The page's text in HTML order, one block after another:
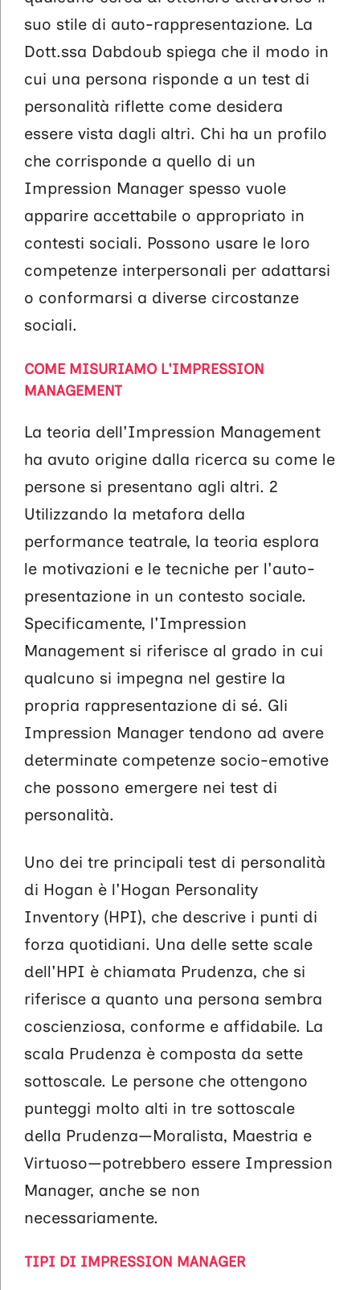
suo stile di auto-rappresentazione. La
Dott.ssa Dabdoub spiega che il modo in
cui una persona risponde a un test di
personalità riflette come desidera
essere vista dagli altri. Chi ha un profilo
che corrisponde a quello di un
Impression Manager spesso vuole
apparire accettabile o appropriato in
contesti sociali. Possono usare le loro
competenze interpersonali per adattarsi
o conformarsi a diverse circostanze
sociali.
COME MISURIAMO L'IMPRESSION
MANAGEMENT
La teoria dell'Impression Management
ha avuto origine dalla ricerca su come le
persone si presentano agli altri. 2
Utilizzando la metafora della
performance teatrale, la teoria esplora
le motivazioni e le tecniche per l'auto-
presentazione in un contesto sociale.
Specificamente, l'Impression
Management si riferisce al grado in cui
qualcuno si impegna nel gestire la
propria rappresentazione di sé. Gli
Impression Manager tendono ad avere
determinate competenze socio-emotive
che possono emergere nei test di
personalità.
Uno dei tre principali test di personalità
di Hogan è l'Hogan Personality
Inventory (HPI), che descrive i punti di
forza quotidiani. Una delle sette scale
dell'HPI è chiamata Prudenza, che si
riferisce a quanto una persona sembra
coscienziosa, conforme e affidabile. La
scala Prudenza è composta da sette
sottoscale. Le persone che ottengono
punteggi molto alti in tre sottoscale
della Prudenza—Moralista, Maestria e
Virtuoso—potrebbero essere Impression
Manager, anche se non
necessariamente.
TIPI DI IMPRESSION MANAGER